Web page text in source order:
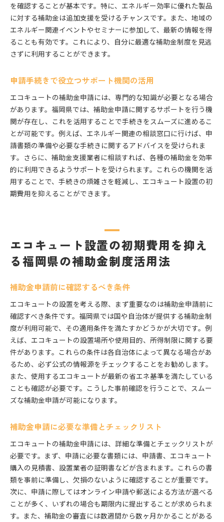
を確認することが基本です。特に、エネルギー効率に優れた製品
に対する補助金は追加支援を受けるチャンスです。また、地域の
エネルギー関連イベントやセミナーに参加して、最新の情報を得
ることも有効です。これにより、自分に最適な補助金制度を見逃
さずに利用することができます。
申請手続きで役立つサポート機関の活用
エコキュートの補助金申請には、専門的な知識が必要となる場合
があります。福岡県では、補助金申請に関するサポートを行う機
関が存在し、これを活用することで手続きをスムーズに進めるこ
とが可能です。例えば、エネルギー関連の相談窓口に行けば、申
請書類の準備や必要な手続きに関するアドバイスを受けられま
す。さらに、補助金支援業者に相談すれば、各種の補助金を効率
的に利用できるようサポートを受けられます。これらの機関を活
用することで、手続きの煩雑さを軽減し、エコキュート設置の初
期費用を抑えることができます。
エコキュート設置の初期費用を抑え
る福岡県の補助金制度活用法
補助金申請前に確認するべき条件
エコキュートの設置を考える際、まず重要なのは補助金申請前に
確認すべき条件です。福岡県では国や自治体が提供する補助金制
度が利用可能で、その適用条件を満たすかどうかが大切です。例
えば、エコキュートの設置場所や使用目的、所得制限に関する要
件があります。これらの条件は各自治体によって異なる場合があ
るため、必ず公式の情報源をチェックすることをお勧めします。
また、使用するエコキュートが最新の省エネ基準を満たしている
ことも確認が必要です。こうした事前確認を行うことで、スムー
ズな補助金申請が可能になります。
補助金申請に必要な準備とチェックリスト
エコキュートの補助金申請には、詳細な準備とチェックリストが
必要です。まず、申請に必要な書類には、申請書、エコキュート
購入の見積書、設置業者の証明書などが含まれます。これらの書
類を事前に準備し、欠損のないように確認することが重要です。
次に、申請に際してはオンライン申請や郵送による方法が選べる
ことが多く、いずれの場合も期限内に提出することが求められま
す。また、補助金の審査には数週間から数ヶ月かかることがある